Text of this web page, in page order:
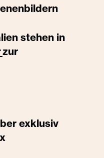
stehen in
zur
exklusiv